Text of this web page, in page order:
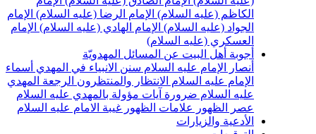
(عليه السلام) الإمام الرضا (عليه السلام) الإمام
(عليه السلام) الإمام الهادي (عليه السلام) الإمام
(عليه السلام)
أهل البيت عن المسائل المهدويّة
الإمام عليه السلامسنن الانبياء في المهديأسماء
عليه السلامالانتظار والمنتظرونالرجعةالمهدي
السلام ضرورة آيات مؤولة بالمهدي عليه السلام
علامات الظهورغيبة الامام عليه السلام
والزيارات